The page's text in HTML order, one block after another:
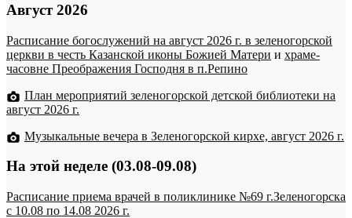
Август 2026
Расписание богослужений на август 2026 г. в зеленогорской
церкви в честь Казанской иконы Божией Матери и храме-
часовне Преображения Господня в п.Репино
План мероприятий зеленогорской детской библиотеки на
август 2026 г.
Музыкальные вечера в Зеленогорской кирхе, август 2026 г.
На этой неделе (03.08-09.08)
Расписание приема врачей в поликлинике №69 г.Зеленогорска
c 10.08 по 14.08 2026 г.